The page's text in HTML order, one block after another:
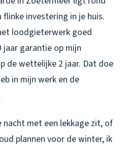
flinke investering in je huis.
loodgieterwerk goed
garantie op mijn
de wettelijke 2 jaar. Dat doe
in mijn werk en de
nacht met een lekkage zit, of
plannen voor de winter, ik